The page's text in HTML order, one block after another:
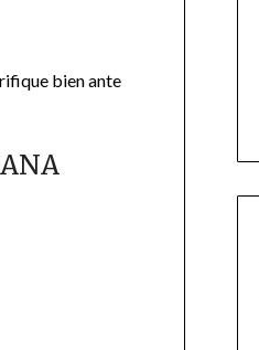
bien ante